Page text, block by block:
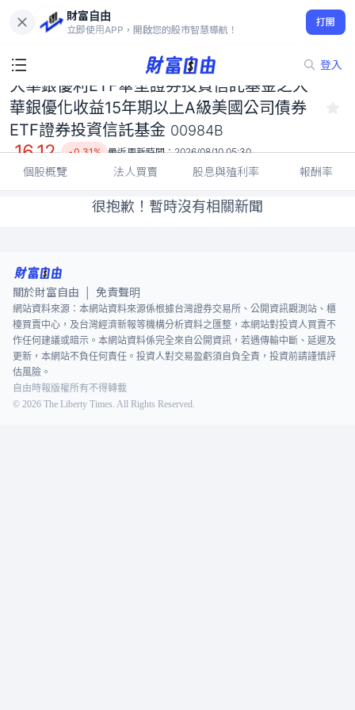
財富自由
立即使用APP，開啟您的股市智慧導航！
打開
登入
大華銀優利ETF傘型證券投資信託基金之大華銀優化收益15年期以
上A級美國公司債券ETF證券投資信託基金 00984B
16.12
0.31%
大華銀優利ETF傘型證券投資信託基金之大
華銀優化收益15年期以上A級美國公司債券
ETF證券投資信託基金 00984B
16.12 0.31% 最近更新時間：2026/08/10 05:30
個股概覽 法人買賣 股息與殖利率 報酬率
很抱歉！暫時沒有相關新聞
關於財富自由 免責聲明
網站資料來源：本網站資料來源係根據台灣證券交易所、公開資訊觀測站、櫃
檯買賣中心，及台灣經濟新報等機構分析資料之匯整，本網站對投資人買賣不
作任何建議或暗示。本網站資料係完全來自公開資訊，若遇傳輸中斷、延遲及
更新，本網站不負任何責任。投資人對交易盈虧須自負全責，投資前請謹慎評
估風險。
自由時報版權所有不得轉載
© 2026 The Liberty Times. All Rights Reserved.